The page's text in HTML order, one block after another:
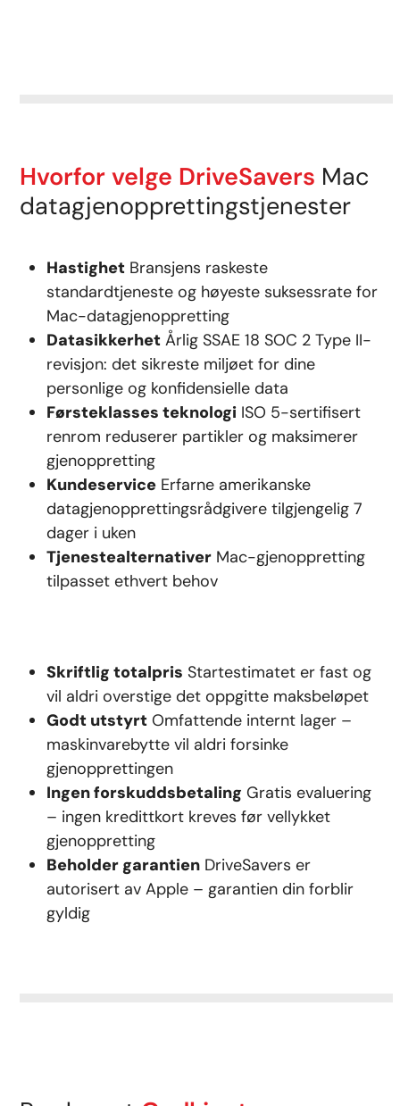
Hvorfor velge DriveSavers Mac
datagjenopprettingstjenester
Hastighet Bransjens raskeste
standardtjeneste og høyeste suksessrate for
Mac-datagjenoppretting
Datasikkerhet Årlig SSAE 18 SOC 2 Type II-
revisjon: det sikreste miljøet for dine
personlige og konfidensielle data
Førsteklasses teknologi ISO 5-sertifisert
renrom reduserer partikler og maksimerer
gjenoppretting
Kundeservice Erfarne amerikanske
datagjenopprettingsrådgivere tilgjengelig 7
dager i uken
Tjenestealternativer Mac-gjenoppretting
tilpasset ethvert behov
Skriftlig totalpris Startestimatet er fast og
vil aldri overstige det oppgitte maksbeløpet
Godt utstyrt Omfattende internt lager –
maskinvarebytte vil aldri forsinke
gjenopprettingen
Ingen forskuddsbetaling Gratis evaluering
– ingen kredittkort kreves før vellykket
gjenoppretting
Beholder garantien DriveSavers er
autorisert av Apple – garantien din forblir
gyldig